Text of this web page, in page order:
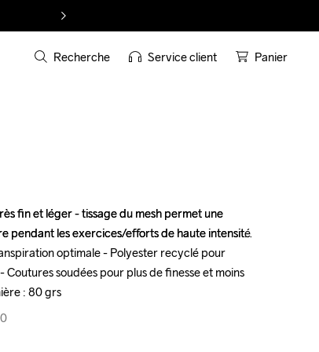
Recherche Service client Panier
fin et léger - tissage du mesh permet une
pendant les exercices/efforts de haute intensité
optimale - Polyester recyclé pour
soudées pour plus de finesse et moins
: 80 grs
fin et léger - tissage du mesh permet une
pendant les exercices/efforts de haute intensité
optimale - Polyester recyclé pour
soudées pour plus de finesse et moins
: 80 grs